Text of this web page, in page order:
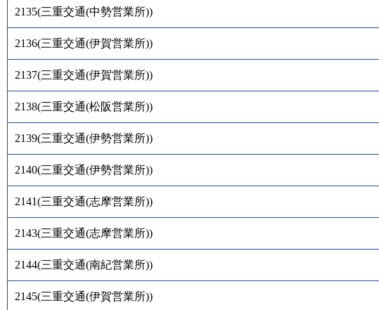
2135(三重交通(中勢営業所))
2136(三重交通(伊賀営業所))
2137(三重交通(伊賀営業所))
2138(三重交通(松阪営業所))
2139(三重交通(伊勢営業所))
2140(三重交通(伊勢営業所))
2141(三重交通(志摩営業所))
2143(三重交通(志摩営業所))
2144(三重交通(南紀営業所))
2145(三重交通(伊賀営業所))